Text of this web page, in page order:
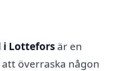
i Lottefors är en
överraska någon